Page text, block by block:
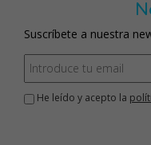
Suscríbete a nuestra
He leído y acepto la